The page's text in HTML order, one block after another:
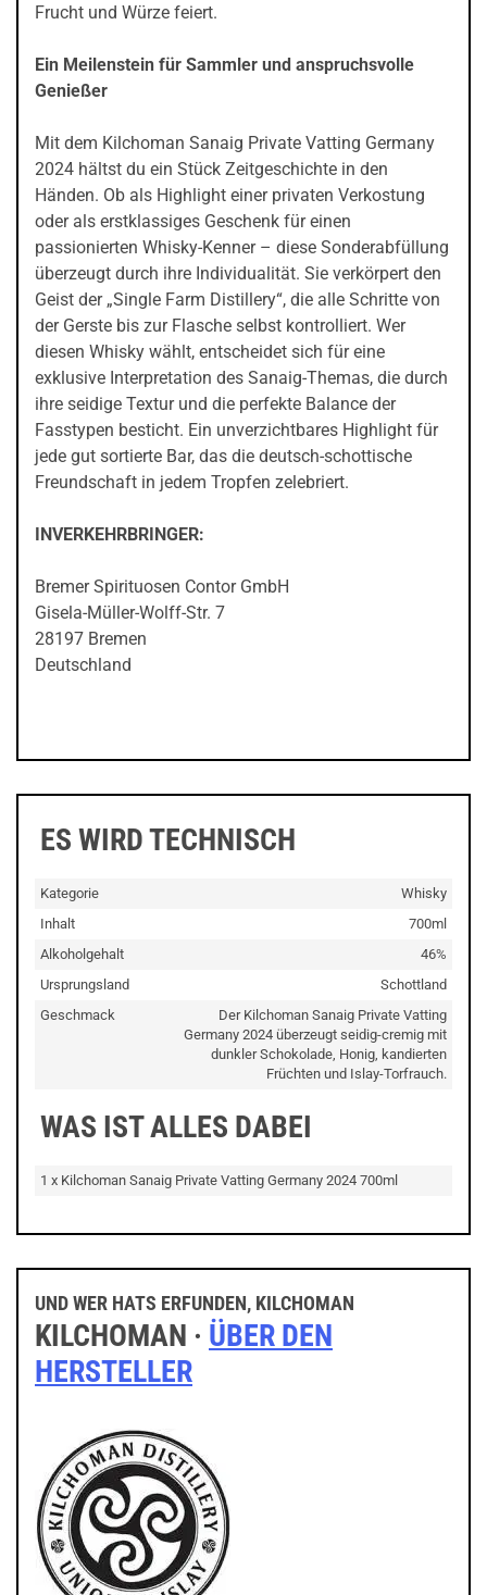
Frucht und Würze feiert.
Ein Meilenstein für Sammler und anspruchsvolle
Genießer
Mit dem Kilchoman Sanaig Private Vatting Germany
2024 hältst du ein Stück Zeitgeschichte in den
Händen. Ob als Highlight einer privaten Verkostung
oder als erstklassiges Geschenk für einen
passionierten Whisky-Kenner – diese Sonderabfüllung
überzeugt durch ihre Individualität. Sie verkörpert den
Geist der „Single Farm Distillery“, die alle Schritte von
der Gerste bis zur Flasche selbst kontrolliert. Wer
diesen Whisky wählt, entscheidet sich für eine
exklusive Interpretation des Sanaig-Themas, die durch
ihre seidige Textur und die perfekte Balance der
Fasstypen besticht. Ein unverzichtbares Highlight für
jede gut sortierte Bar, das die deutsch-schottische
Freundschaft in jedem Tropfen zelebriert.
INVERKEHRBRINGER:
Bremer Spirituosen Contor GmbH
Gisela-Müller-Wolff-Str. 7
28197 Bremen
Deutschland
ES WIRD TECHNISCH
Kategorie
Whisky
Inhalt
700ml
Alkoholgehalt
46%
Ursprungsland
Schottland
Geschmack
Der Kilchoman Sanaig Private Vatting
Germany 2024 überzeugt seidig-cremig mit
dunkler Schokolade, Honig, kandierten
Früchten und Islay-Torfrauch.
WAS IST ALLES DABEI
1 x Kilchoman Sanaig Private Vatting Germany 2024 700ml
UND WER HATS ERFUNDEN, KILCHOMAN
KILCHOMAN · ÜBER DEN
HERSTELLER